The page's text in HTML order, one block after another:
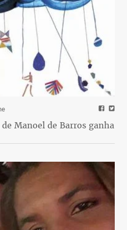
Manoel de Barros ganha